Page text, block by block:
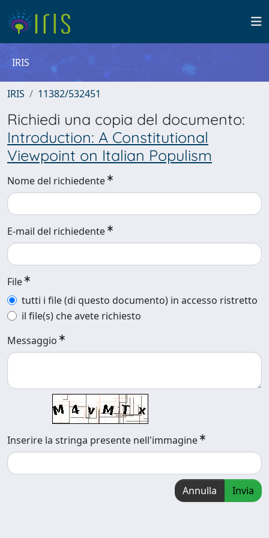
IRIS
IRIS 11382/532451
Richiedi una copia del documento:
Introduction: A Constitutional
Viewpoint on Italian Populism
Nome del richiedente
E-mail del richiedente
File
tutti i file (di questo documento) in accesso ristretto
il file(s) che avete richiesto
Messaggio
Inserire la stringa presente nell'immagine
Annulla Invia